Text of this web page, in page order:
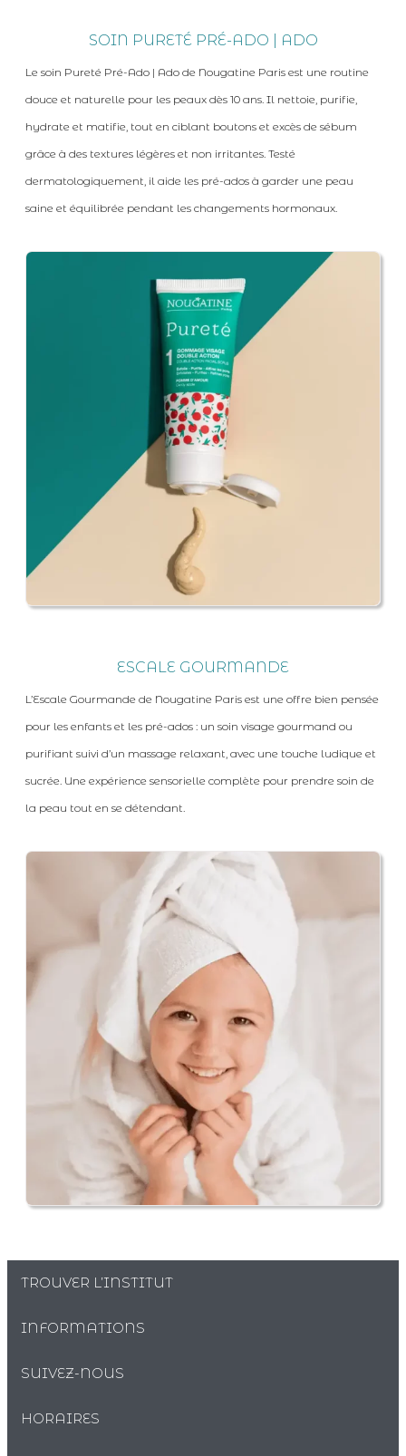
SOIN PURETÉ PRÉ-ADO | ADO
Le soin Pureté Pré-Ado | Ado de Nougatine Paris est une routine
douce et naturelle pour les peaux dès 10 ans. Il nettoie, purifie,
hydrate et matifie, tout en ciblant boutons et excès de sébum
grâce à des textures légères et non irritantes. Testé
dermatologiquement, il aide les pré-ados à garder une peau
saine et équilibrée pendant les changements hormonaux.
ESCALE GOURMANDE
L’Escale Gourmande de Nougatine Paris est une offre bien pensée
pour les enfants et les pré-ados : un soin visage gourmand ou
purifiant suivi d’un massage relaxant, avec une touche ludique et
sucrée. Une expérience sensorielle complète pour prendre soin de
la peau tout en se détendant.
TROUVER L’INSTITUT
INFORMATIONS
SUIVEZ-NOUS
HORAIRES